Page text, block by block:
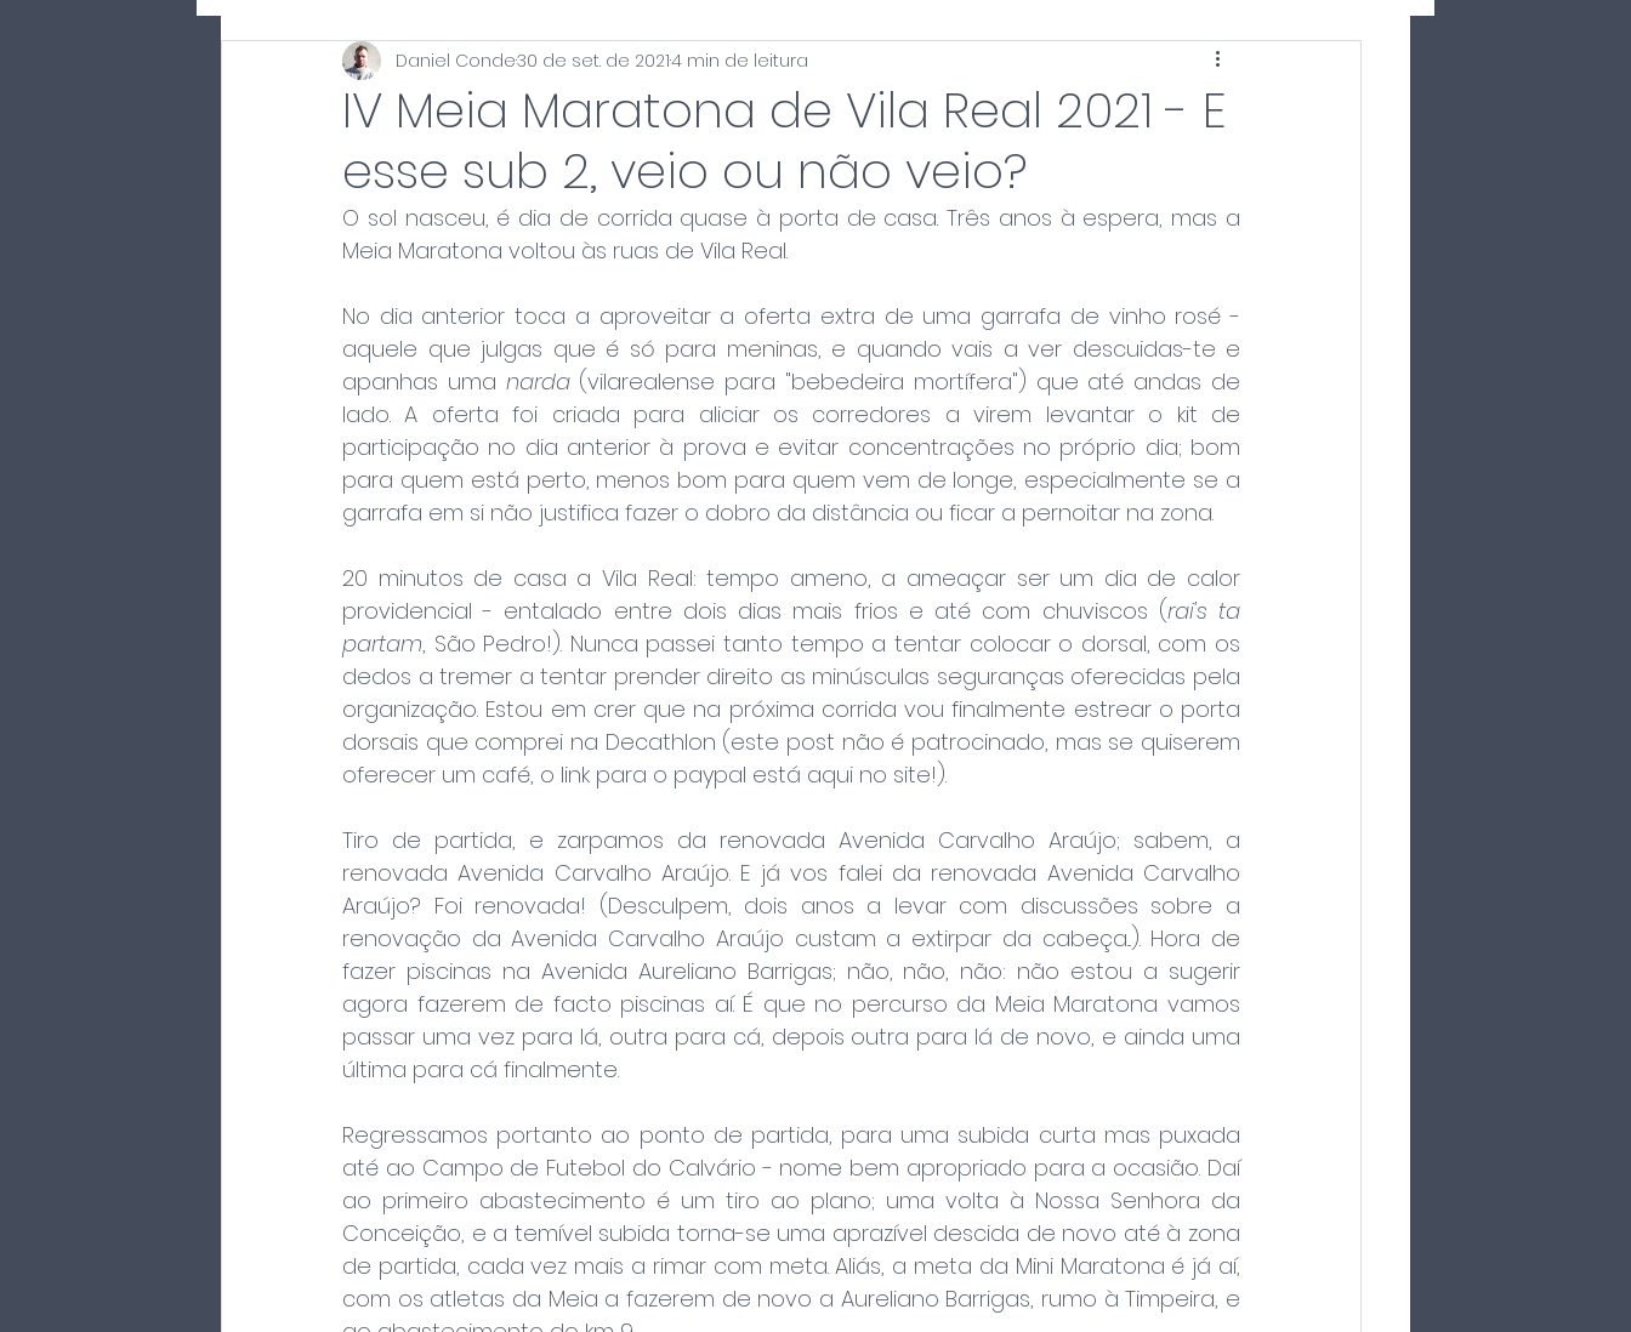
Corrida à Trasmontana Defesa da Ferrovia Linha do Sabor
Trail Running Linha do Tâmega Corrida de rua Reviews
Trás-os-Montes Linha do Douro Podcast
IV Meia Maratona de Vila Real 2021 - E
esse sub 2, veio ou não veio?
Daniel Conde30 de set. de 20214 min de leitura
O sol nasceu, é dia de corrida quase à porta de casa. Três anos à espera, mas a
Meia Maratona voltou às ruas de Vila Real.
No dia anterior toca a aproveitar a oferta extra de uma garrafa de vinho rosé -
aquele que julgas que é só para meninas, e quando vais a ver descuidas-te e
apanhas uma narda (vilarealense para "bebedeira mortífera") que até andas de
lado. A oferta foi criada para aliciar os corredores a virem levantar o kit de
participação no dia anterior à prova e evitar concentrações no próprio dia; bom
para quem está perto, menos bom para quem vem de longe, especialmente se a
garrafa em si não justifica fazer o dobro da distância ou ficar a pernoitar na zona.
20 minutos de casa a Vila Real: tempo ameno, a ameaçar ser um dia de calor
providencial - entalado entre dois dias mais frios e até com chuviscos (rai's ta
partam, São Pedro!). Nunca passei tanto tempo a tentar colocar o dorsal, com os
dedos a tremer a tentar prender direito as minúsculas seguranças oferecidas pela
organização. Estou em crer que na próxima corrida vou finalmente estrear o porta
dorsais que comprei na Decathlon (este post não é patrocinado, mas se quiserem
oferecer um café, o link para o paypal está aqui no site!).
Tiro de partida, e zarpamos da renovada Avenida Carvalho Araújo; sabem, a
renovada Avenida Carvalho Araújo. E já vos falei da renovada Avenida Carvalho
Araújo? Foi renovada! (Desculpem, dois anos a levar com discussões sobre a
renovação da Avenida Carvalho Araújo custam a extirpar da cabeça...). Hora de
fazer piscinas na Avenida Aureliano Barrigas; não, não, não: não estou a sugerir
agora fazerem de facto piscinas aí. É que no percurso da Meia Maratona vamos
passar uma vez para lá, outra para cá, depois outra para lá de novo, e ainda uma
última para cá finalmente.
Regressamos portanto ao ponto de partida, para uma subida curta mas puxada
até ao Campo de Futebol do Calvário - nome bem apropriado para a ocasião. Daí
ao primeiro abastecimento é um tiro ao plano; uma volta à Nossa Senhora da
Conceição, e a temível subida torna-se uma aprazível descida de novo até à zona
de partida, cada vez mais a rimar com meta. Aliás, a meta da Mini Maratona é já aí,
com os atletas da Meia a fazerem de novo a Aureliano Barrigas, rumo à Timpeira, e